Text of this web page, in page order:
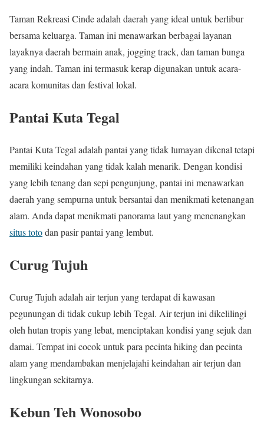
Taman Rekreasi Cinde adalah daerah yang ideal untuk berlibur
bersama keluarga. Taman ini menawarkan berbagai layanan
layaknya daerah bermain anak, jogging track, dan taman bunga
yang indah. Taman ini termasuk kerap digunakan untuk acara-
acara komunitas dan festival lokal.
Pantai Kuta Tegal
Pantai Kuta Tegal adalah pantai yang tidak lumayan dikenal tetapi
memiliki keindahan yang tidak kalah menarik. Dengan kondisi
yang lebih tenang dan sepi pengunjung, pantai ini menawarkan
daerah yang sempurna untuk bersantai dan menikmati ketenangan
alam. Anda dapat menikmati panorama laut yang menenangkan
situs totodan pasir pantai yang lembut.
Curug Tujuh
Curug Tujuh adalah air terjun yang terdapat di kawasan
pegunungan di tidak cukup lebih Tegal. Air terjun ini dikelilingi
oleh hutan tropis yang lebat, menciptakan kondisi yang sejuk dan
damai. Tempat ini cocok untuk para pecinta hiking dan pecinta
alam yang mendambakan menjelajahi keindahan air terjun dan
lingkungan sekitarnya.
Kebun Teh Wonosobo